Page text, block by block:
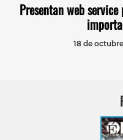
Presentan web
18 de